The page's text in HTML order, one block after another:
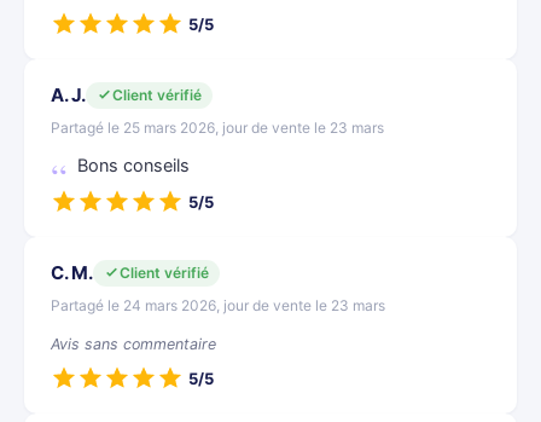
5/5
A. J.
Client vérifié
Partagé le 25 mars 2026, jour de vente le 23 mars
Bons conseils
5/5
C. M.
Client vérifié
Partagé le 24 mars 2026, jour de vente le 23 mars
Avis sans commentaire
5/5